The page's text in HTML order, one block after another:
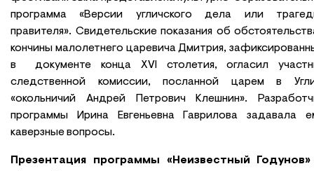
программа «Версии угличского дела или
правителя». Свидетельские показания об
кончины малолетнего царевича Дмитрия,
в документе конца XVI столетия, огласил
следственной комиссии, посланной царем в
«окольничий Андрей Петрович Клешнин».
программы Ирина Евгеньевна Гаврилова задавала
каверзные вопросы.
Презентация программы «Неизвестный Годунов»